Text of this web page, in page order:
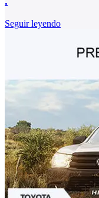
Seguir leyendo